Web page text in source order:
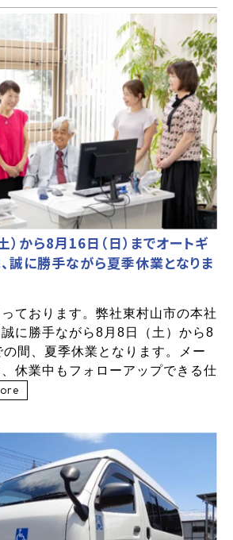
から8月16日（日）までオートギ
誠に勝手ながら夏季休業となりま
ております。弊社東村山市の本社
に勝手ながら8月8日（土）から8
間、夏季休業となります。メー
休業中もフォローアップできる仕